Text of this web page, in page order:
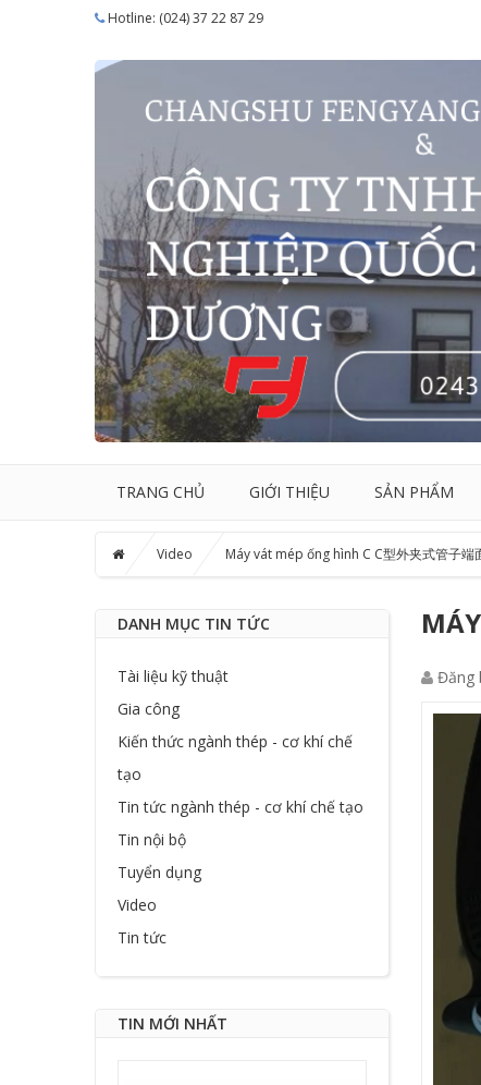
Hotline: (024) 37 22 87 29
TRANG CHỦ GIỚI THIỆU SẢN PHẨM
Video Máy vát mép ống hình C C型外夹式管子端
DANH MỤC TIN TỨC
Tài liệu kỹ thuật
Gia công
Kiến thức ngành thép - cơ khí chế
tạo
Tin tức ngành thép - cơ khí chế tạo
Tin nội bộ
Tuyển dụng
Video
Tin tức
TIN MỚI NHẤT
Đăng